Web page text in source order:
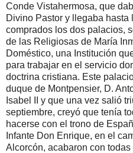
Conde Vistahermosa, que
Divino Pastor y llegaba
comprados los dos palacios,
de las Religiosas de María
Doméstico, una Institución
para trabajar en el servicio
doctrina cristiana. Este
duque de Montpensier, D.
Isabel II y que una vez salió
septiembre, creyó que tenía
hacerse con el trono de
Infante Don Enrique, en el
Alcorcón, acabaron con